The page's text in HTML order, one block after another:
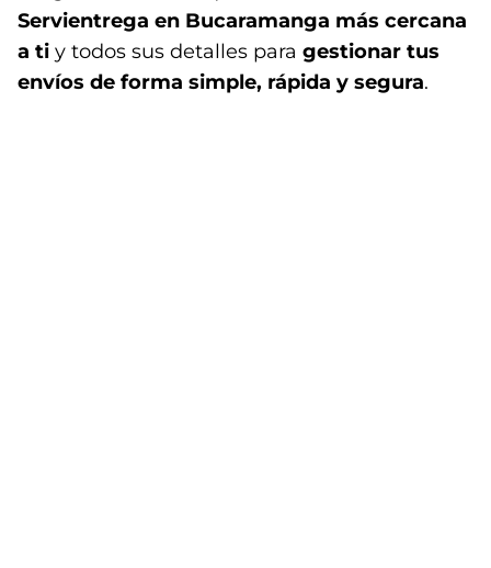
Servientrega en Bucaramanga más cercana
a ti y todos sus detalles para gestionar tus
envíos de forma simple, rápida y segura.